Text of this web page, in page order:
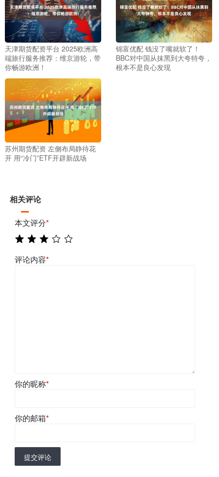
天津期货配资平台 2025欧洲高
端旅行服务推荐：维京游轮，带
你畅游欧洲！
锦富优配 钱没了嘴就软了！
BBC对中国从抹黑到大夸特夸，
根本不是良心发现
苏州期货配资 左侧布局静待花
开 用“冷门”ETF开辟新战场
相关评论
本文评分*
评论内容*
你的昵称*
你的邮箱*
提交评论